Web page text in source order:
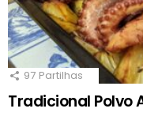
97 Partilhas
Tradicional Polvo